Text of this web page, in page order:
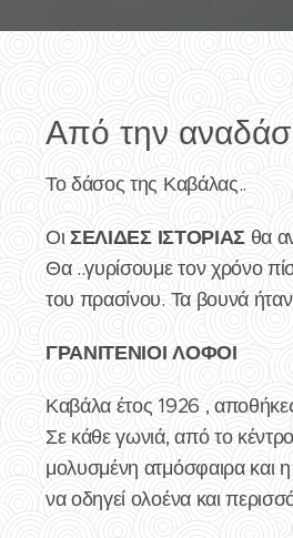
Από την
Το δάσος της Καβάλας..
ΟιΣΕΛΙΔΕΣ ΙΣΤΟΡΙΑΣ θα
Θα ..γυρίσουμε τον χρόνο
του πρασίνου. Τα βουνά
ΓΡΑΝΙΤΕΝΙΟΙ ΛΟΦΟΙ
Καβάλα έτος 1926 ,
Σε κάθε γωνιά, από το
μολυσμένη ατμόσφαιρα και
να οδηγεί ολοένα και